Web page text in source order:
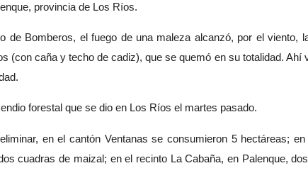
provincia de Los Ríos.
de Bomberos, el fuego de una maleza alcanzó, por el viento,
(con caña y techo de cadiz), que se quemó en su totalidad. Ahí
forestal que se dio en Los Ríos el martes pasado.
en el cantón Ventanas se consumieron 5 hectáreas;
cuadras de maizal; en el recinto La Cabaña, en Palenque,